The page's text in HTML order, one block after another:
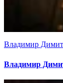
Владимир
Владимир